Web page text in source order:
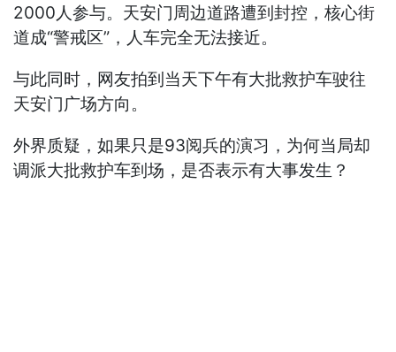
2000人参与。天安门周边道路遭到封控，核心街
道成“警戒区”，人车完全无法接近。
与此同时，网友拍到当天下午有大批救护车驶往
天安门广场方向。
外界质疑，如果只是93阅兵的演习，为何当局却
调派大批救护车到场，是否表示有大事发生？